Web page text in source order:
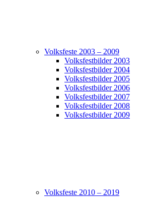
Volksfeste 2003 – 2009
Volksfestbilder 2003
Volksfestbilder 2004
Volksfestbilder 2005
Volksfestbilder 2006
Volksfestbilder 2007
Volksfestbilder 2008
Volksfestbilder 2009
Volksfeste 2010 – 2019